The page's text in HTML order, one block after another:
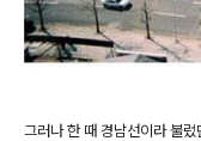
그러나 한 때 경남선이라 불